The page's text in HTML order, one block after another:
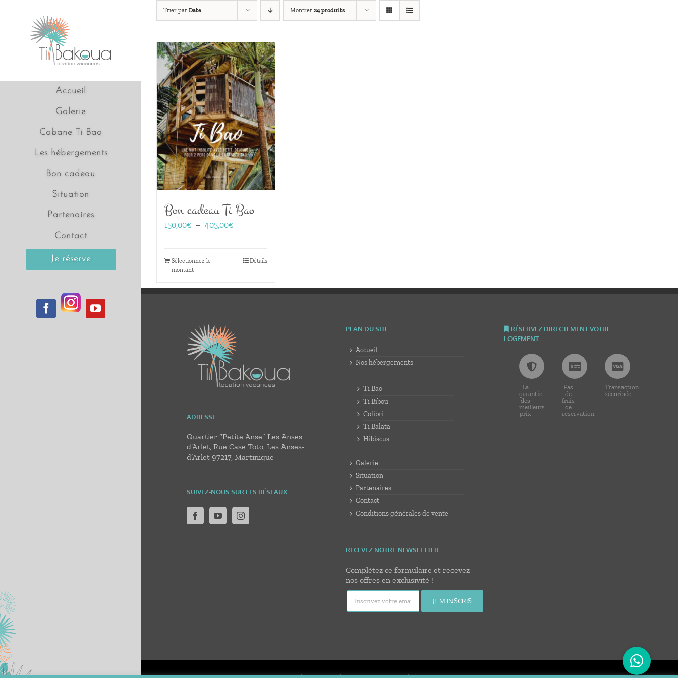
Accueil
Galerie
Cabane Ti Bao
Les hébergements
Bon cadeau
Situation
Partenaires
Contact
Je réserve
Facebook
Instagram
YouTube
Trier par Date Montrer 24 produits
Bon cadeau Ti Bao
150,00€ – 405,00€
Sélectionnez le
montant
Détails
ADRESSE
Quartier “Petite Anse” Les Anses
d’Arlet, Rue Case Toto, Les Anses-
d’Arlet 97217, Martinique
SUIVEZ-NOUS SUR LES RÉSEAUX
PLAN DU SITE
Accueil
Nos hébergements
Ti Bao
Ti Bibou
Colibri
Ti Balata
Hibiscus
Galerie
Situation
Partenaires
Contact
Conditions générales de vente
RECEVEZ NOTRE NEWSLETTER
Complétez ce formulaire et recevez
nos offres en exclusivité !
RÉSERVEZ DIRECTEMENT VOTRE
LOGEMENT
La
garantie
des
meilleurs
prix
Pas
de
frais
de
réservation
Transaction
sécurisée